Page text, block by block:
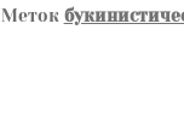
Меток